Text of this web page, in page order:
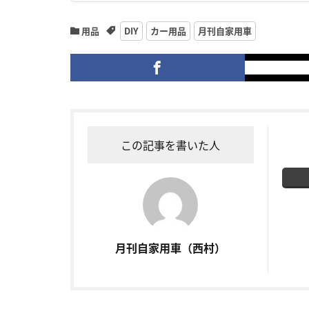
用品 DIY カー用品 月刊自家用車
この記事を書いた人
月刊自家用車（西村）